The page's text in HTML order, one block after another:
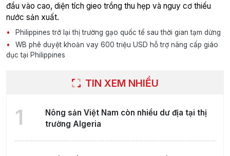
đầu vào cao, diện tích gieo trồng thu hẹp và nguy cơ thiếu
nước sản xuất.
Philippines trở lại thị trường gạo quốc tế sau thời gian tạm dừng
WB phê duyệt khoản vay 600 triệu USD hỗ trợ nâng cấp giáo
dục tại Philippines
TIN XEM NHIỀU
1
Nông sản Việt Nam còn nhiều dư địa tại thị
trường Algeria